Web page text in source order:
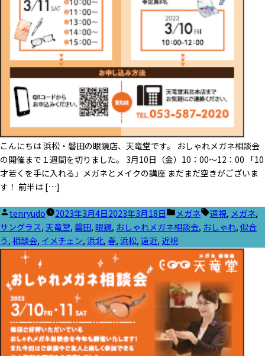
こんにちは 浜松・磐田の眼鏡店、天竜堂です。 おしゃれメガネ相談会
の開催まで１週間を切りました。 3月10日（金）10：00～12：00 「10
才若くを手に入れる」メガネとメイクの講座 まだまだ空きがございま
す！ 前半は […]
投
稿
者:
tenryudo 2023年3月4日2023年3月18日
カ
テ
ゴ
リ
ー:
メガネ
タ
グ:
遠視, メガネ,
サングラス, 天竜堂, 磐田, 眼鏡, おしゃれメガネ相談会, おしゃれ, 似合
う , 相談会, イメチェン, 浜北, 春, 浜松, 遠近, 近視